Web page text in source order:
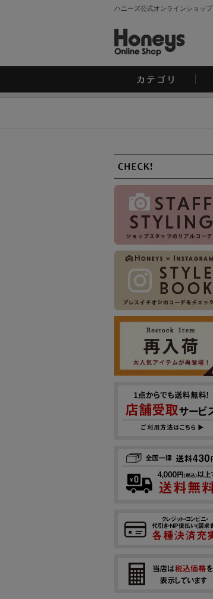
ハニーズ公式オンラインショップ